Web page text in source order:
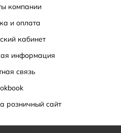
компании
и оплата
кабинет
информация
связь
розничный сайт